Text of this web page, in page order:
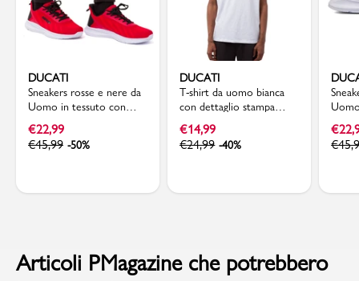
DUCATI
Sneakers rosse e nere da
Uomo in tessuto con
logo Ducati
€22,99
€45,99 -50%
DUCATI
T-shirt da uomo bianca
con dettaglio stampa
Ducati Scrambler
€14,99
€24,99 -40%
logo
€
€
Articoli PMagazine che potrebbero